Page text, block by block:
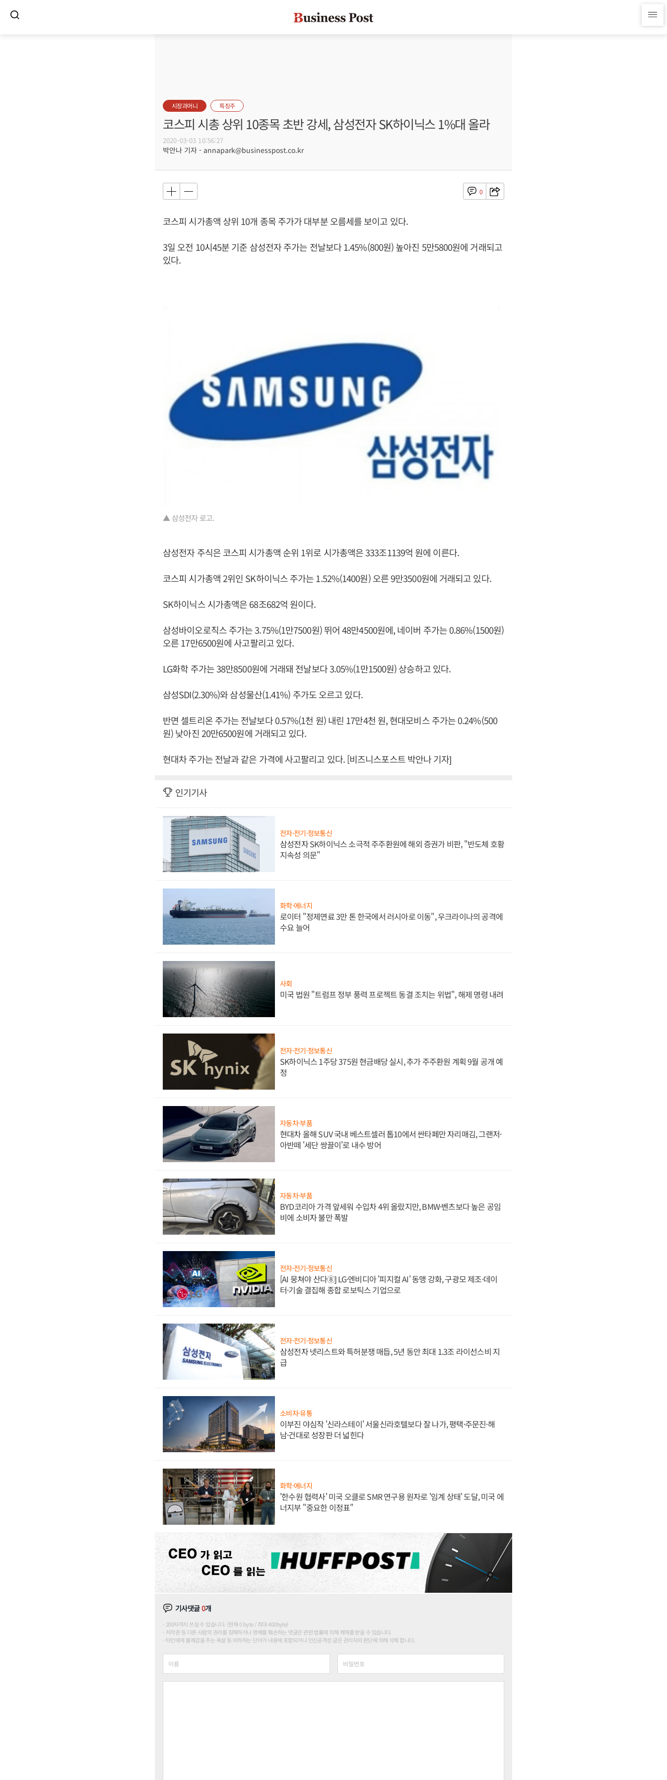
시장과머니 특징주
코스피 시총 상위 10종목 초반 강세, 삼성전자 SK하이닉스 1%대 올라
2020-03-03 10:56:27
박안나 기자 - annapark@businesspost.co.kr
0
코스피 시가총액 상위 10개 종목 주가가 대부분 오름세를 보이고 있다.
3일 오전 10시45분 기준 삼성전자 주가는 전날보다 1.45%(800원) 높아진 5만5800원에 거래되고
있다.
▲ 삼성전자 로고.
삼성전자 주식은 코스피 시가총액 순위 1위로 시가총액은 333조1139억 원에 이른다.
코스피 시가총액 2위인 SK하이닉스 주가는 1.52%(1400원) 오른 9만3500원에 거래되고 있다.
SK하이닉스 시가총액은 68조682억 원이다.
삼성바이오로직스 주가는 3.75%(1만7500원) 뛰어 48만4500원에, 네이버 주가는 0.86%(1500원)
오른 17만6500원에 사고팔리고 있다.
LG화학 주가는 38만8500원에 거래돼 전날보다 3.05%(1만1500원) 상승하고 있다.
삼성SDI(2.30%)와 삼성물산(1.41%) 주가도 오르고 있다.
반면 셀트리온 주가는 전날보다 0.57%(1천 원) 내린 17만4천 원, 현대모비스 주가는 0.24%(500
원) 낮아진 20만6500원에 거래되고 있다.
현대차 주가는 전날과 같은 가격에 사고팔리고 있다. [비즈니스포스트 박안나 기자]
인기기사
전자·전기·정보통신
삼성전자 SK하이닉스 소극적 주주환원에 해외 증권가 비판, "반도체 호황
지속성 의문"
화학·에너지
로이터 "정제연료 3만 톤 한국에서 러시아로 이동", 우크라이나의 공격에
수요 늘어
사회
미국 법원 "트럼프 정부 풍력 프로젝트 동결 조치는 위법", 해제 명령 내려
전자·전기·정보통신
SK하이닉스 1주당 375원 현금배당 실시, 추가 주주환원 계획 9월 공개 예
정
자동차·부품
현대차 올해 SUV 국내 베스트셀러 톱10에서 싼타페만 자리매김, 그랜저·
아반떼 '세단 쌍끌이'로 내수 방어
자동차·부품
BYD코리아 가격 앞세워 수입차 4위 올랐지만, BMW·벤츠보다 높은 공임
비에 소비자 불만 폭발
전자·전기·정보통신
[AI 뭉쳐야 산다⑧] LG·엔비디아 '피지컬 AI' 동맹 강화, 구광모 제조·데이
터·기술 결집해 종합 로보틱스 기업으로
전자·전기·정보통신
삼성전자 넷리스트와 특허분쟁 매듭, 5년 동안 최대 1.3조 라이선스비 지
급
소비자·유통
이부진 야심작 '신라스테이' 서울신라호텔보다 잘 나가, 평택·주문진·해
남·건대로 성장판 더 넓힌다
화학·에너지
'한수원 협력사' 미국 오클로 SMR 연구용 원자로 '임계 상태' 도달, 미국 에
너지부 "중요한 이정표"
기사댓글0개
200자까지 쓰실 수 있습니다. (현재 0 byte / 최대 400byte)
저작권 등 다른 사람의 권리를 침해하거나 명예를 훼손하는 댓글은 관련 법률에 의해 제재를 받을 수 있습니다.
타인에게 불쾌감을 주는 욕설 등 비하하는 단어가 내용에 포함되거나 인신공격성 글은 관리자의 판단에 의해 삭제 합니다.